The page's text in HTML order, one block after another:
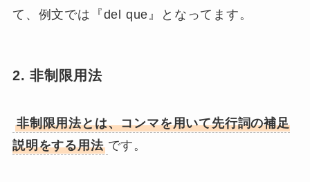
て、例文では『del que』となってます。
2. 非制限用法
非制限用法とは、コンマを用いて先行詞の補足
説明をする用法 です。